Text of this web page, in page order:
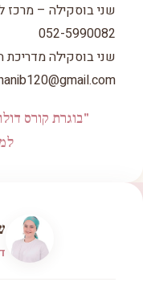
שני בוסקילה –
052-5990082
שני בוסקילה מדריכת
"בוגרת קורס